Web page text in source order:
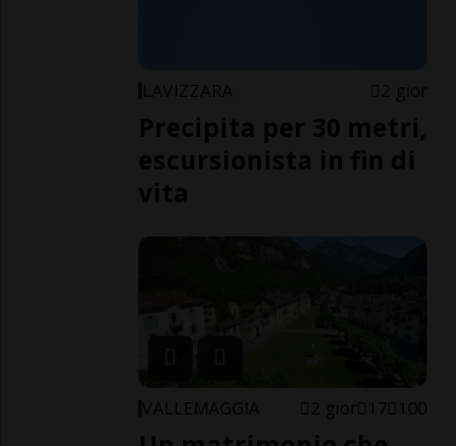
LAVIZZARA 2 gior
Precipita per 30 metri,
escursionista in fin di
vita
VALLEMAGGIA 2 gior 17 100